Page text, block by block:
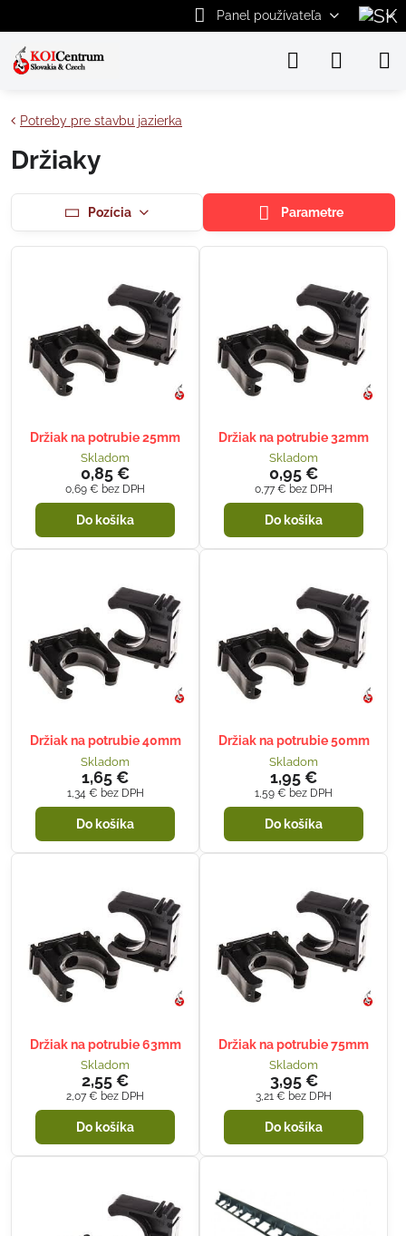
Panel používateľa
Potreby pre stavbu jazierka
Držiaky
Pozícia Parametre
Držiak na potrubie 25mm
Skladom
0,85 €
0,69 € bez DPH
Do košíka
Držiak na potrubie 32mm
Skladom
0,95 €
0,77 € bez DPH
Do košíka
Držiak na potrubie 40mm
Skladom
1,65 €
1,34 € bez DPH
Do košíka
Držiak na potrubie 50mm
Skladom
1,95 €
1,59 € bez DPH
Do košíka
Držiak na potrubie 63mm
Skladom
2,55 €
2,07 € bez DPH
Do košíka
Držiak na potrubie 75mm
Skladom
3,95 €
3,21 € bez DPH
Do košíka